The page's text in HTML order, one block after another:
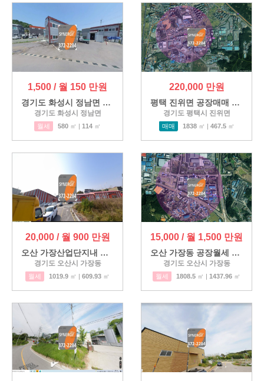
1,500 / 월 150 만원
경기도 화성시 정남면 수면리 …
경기도 화성시 정남면
월세 580 ㎡ | 114 ㎡
220,000 만원
평택 진위면 공장매매 평택진…
경기도 평택시 진위면
매매 1838㎡ | 467.5㎡
20,000 / 월 900 만원
오산 가장산업단지내 공장 창…
경기도 오산시 가장동
월세 1019.9 ㎡ | 609.93 ㎡
15,000 / 월 1,500 만원
오산 가장동 공장월세 가장산…
경기도 오산시 가장동
월세 1808.5 ㎡ | 1437.96 ㎡